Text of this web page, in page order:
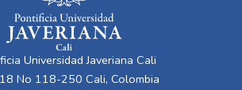
Universidad Javeriana Cali
No 118-250 Cali, Colombia